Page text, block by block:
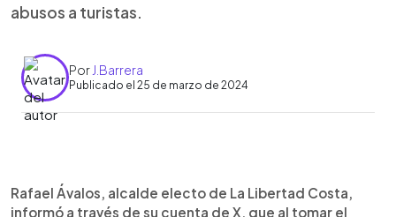
abusos a turistas.
Por J.Barrera
Publicado el 25 de marzo de 2024
► Escuchar artículo
Rafael Ávalos, alcalde electo de La Libertad Costa,
informó a través de su cuenta de X, que al tomar el